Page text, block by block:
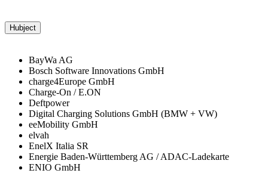
Hubject
BayWa AG
Bosch Software Innovations GmbH
charge4Europe GmbH
Charge-On / E.ON
Deftpower
Digital Charging Solutions GmbH (BMW + VW)
eeMobility GmbH
elvah
EnelX Italia SR
Energie Baden-Württemberg AG / ADAC-Ladekarte
ENIO GmbH